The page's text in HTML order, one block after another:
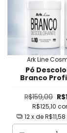
Ark Line
Pó
Branco
-
Seguro e
10 Tons
Balayage,
Luzes,
R$159,00
R$125,10
12x deR$11,58